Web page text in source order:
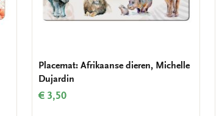
Placemat: Afrikaanse dieren, Michelle
Dujardin
€ 3,50